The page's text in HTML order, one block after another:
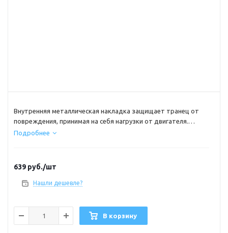
Внутренняя металлическая накладка защищает транец от
повреждения, принимая на себя нагрузки от двигателя.
Рифленая поверхность препятствует скольжению струбцин,
Высота - 95 мм
Подробнее
639 руб./шт
Нашли дешевле?
В корзину